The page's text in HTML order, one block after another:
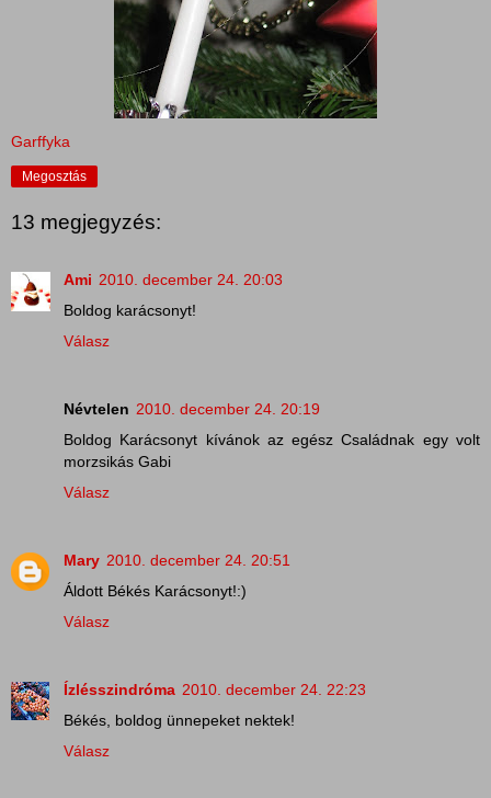
Garffyka
Megosztás
13 megjegyzés:
Ami 2010. december 24. 20:03
Boldog karácsonyt!
Válasz
Névtelen 2010. december 24. 20:19
Boldog Karácsonyt kívánok az egész Családnak egy volt
morzsikás Gabi
Válasz
Mary 2010. december 24. 20:51
Áldott Békés Karácsonyt!:)
Válasz
Ízlésszindróma 2010. december 24. 22:23
Békés, boldog ünnepeket nektek!
Válasz